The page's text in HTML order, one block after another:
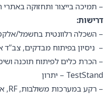
– תמיכה בייצור ותחזוקה באתרי
דרישות:
– השכלה רלוונטית בחשמל/
– ניסיון בפיתוח מבדקים, צב”ד
TestStand – יתרון
– רקע במערכות משולבות, RF, אופטיקה ותקשורת – יתרון